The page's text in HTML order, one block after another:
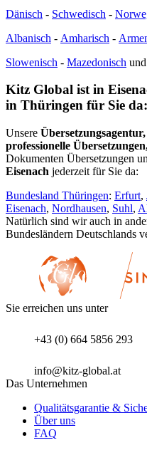
Dänisch - Schwedisch -
Albanisch - Amharisch -
Slowenisch - Mazedonisch
Kitz Global ist in
in Thüringen für Sie da:
Unsere
professionelle
Dokumenten Übersetzungen
Eisenach jederzeit für Sie da:
Bundesland Thüringen: Erfurt,
Eisenach, Nordhausen, Suhl,
Natürlich sind wir auch in
Bundesländern Deutschlands
Sie erreichen uns unter
+43 (0) 664 5856 293
info@kitz-global.at
Das Unternehmen
Qualitätsgarantie &
Über uns
FAQ